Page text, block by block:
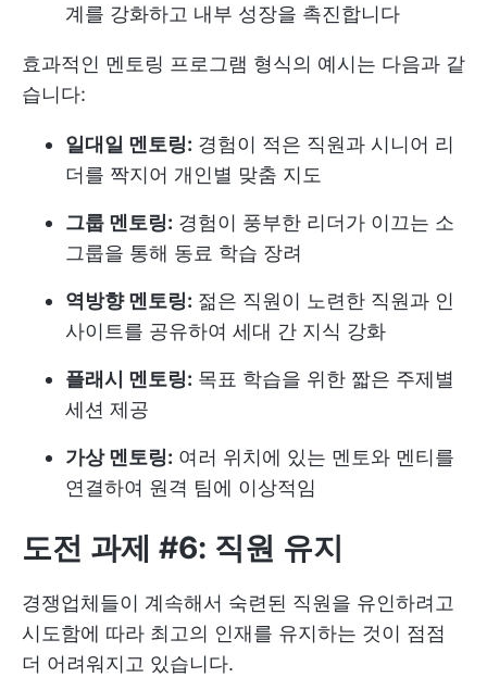
계를 강화하고 내부 성장을 촉진합니다
효과적인 멘토링 프로그램 형식의 예시는 다음과 같
습니다:
일대일 멘토링: 경험이 적은 직원과 시니어 리
더를 짝지어 개인별 맞춤 지도
그룹 멘토링: 경험이 풍부한 리더가 이끄는 소
그룹을 통해 동료 학습 장려
역방향 멘토링: 젊은 직원이 노련한 직원과 인
사이트를 공유하여 세대 간 지식 강화
플래시 멘토링: 목표 학습을 위한 짧은 주제별
세션 제공
가상 멘토링: 여러 위치에 있는 멘토와 멘티를
연결하여 원격 팀에 이상적임
도전 과제 #6: 직원 유지
경쟁업체들이 계속해서 숙련된 직원을 유인하려고
시도함에 따라 최고의 인재를 유지하는 것이 점점
더 어려워지고 있습니다.